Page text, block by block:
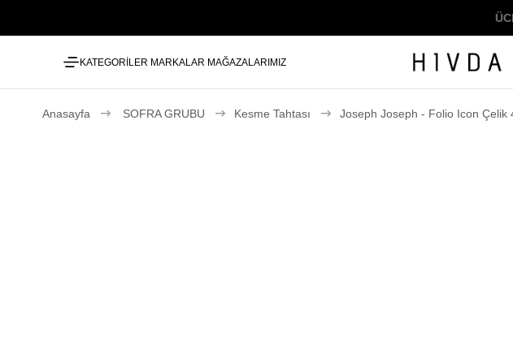
KATEGORİLER MARKALAR MAĞAZALARIMIZ
Anasayfa SOFRA GRUBU Kesme Tahtası Joseph Joseph - Folio Icon Çelik